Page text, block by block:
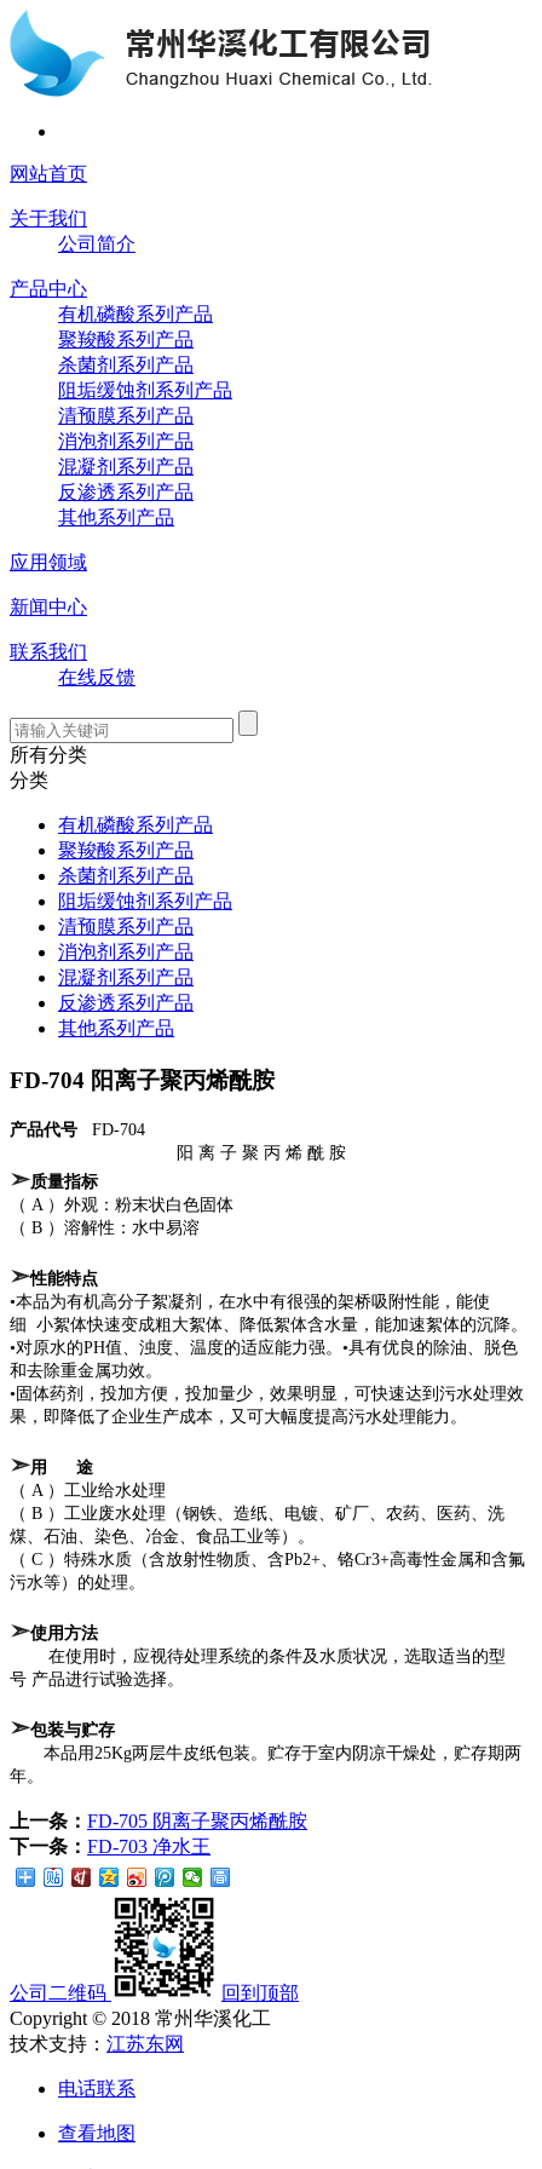
网站首页
关于我们
公司简介
产品中心
有机磷酸系列产品
聚羧酸系列产品
杀菌剂系列产品
阻垢缓蚀剂系列产品
清预膜系列产品
消泡剂系列产品
混凝剂系列产品
反渗透系列产品
其他系列产品
应用领域
新闻中心
联系我们
在线反馈
所有分类
分类
有机磷酸系列产品
聚羧酸系列产品
杀菌剂系列产品
阻垢缓蚀剂系列产品
清预膜系列产品
消泡剂系列产品
混凝剂系列产品
反渗透系列产品
其他系列产品
FD-704 阳离子聚丙烯酰胺
产品代号 FD-704
阳 离 子 聚 丙 烯 酰 胺
➣质量指标
（ A ）外观：粉末状白色固体
（ B ）溶解性：水中易溶
➣性能特点
•本品为有机高分子絮凝剂，在水中有很强的架桥吸附性能，能使
细 小絮体快速变成粗大絮体、降低絮体含水量，能加速絮体的沉降。
•对原水的PH值、浊度、温度的适应能力强。•具有优良的除油、脱色
和去除重金属功效。
•固体药剂，投加方便，投加量少，效果明显，可快速达到污水处理效
果，即降低了企业生产成本，又可大幅度提高污水处理能力。
➣用 途
（ A ）工业给水处理
（ B ）工业废水处理（钢铁、造纸、电镀、矿厂、农药、医药、洗
煤、石油、染色、冶金、食品工业等）。
（ C ）特殊水质（含放射性物质、含Pb2+、铬Cr3+高毒性金属和含氟
污水等）的处理。
➣使用方法
在使用时，应视待处理系统的条件及水质状况，选取适当的型
号 产品进行试验选择。
➣包装与贮存
本品用25Kg两层牛皮纸包装。贮存于室内阴凉干燥处，贮存期两
年。
上一条： FD-705 阴离子聚丙烯酰胺
下一条： FD-703 净水王
公司二维码
回到顶部
Copyright © 2018 常州华溪化工
技术支持： 江苏东网
电话联系
查看地图